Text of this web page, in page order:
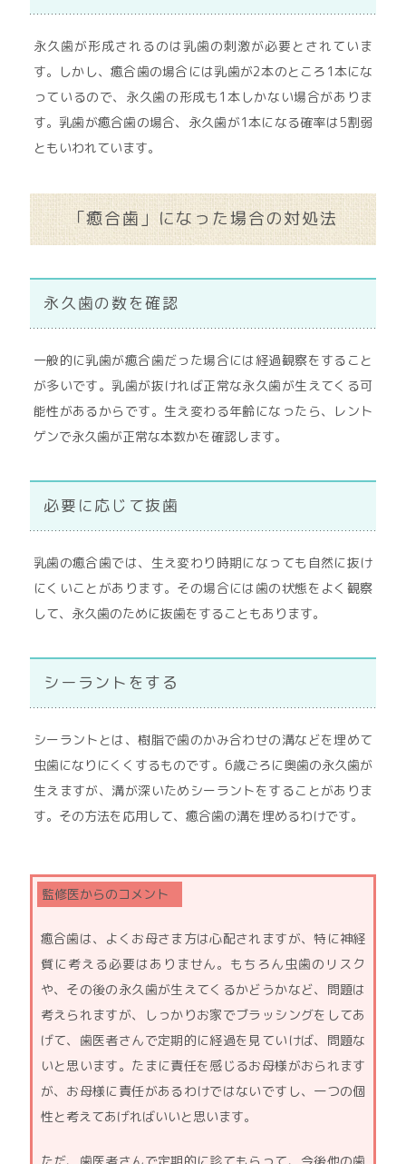
永久歯が形成されるのは乳歯の刺激が必要とされていま
す。しかし、癒合歯の場合には乳歯が2本のところ1本にな
っているので、永久歯の形成も1本しかない場合がありま
す。乳歯が癒合歯の場合、永久歯が1本になる確率は5割弱
ともいわれています。
「癒合歯」になった場合の対処法
永久歯の数を確認
一般的に乳歯が癒合歯だった場合には経過観察をすること
が多いです。乳歯が抜ければ正常な永久歯が生えてくる可
能性があるからです。生え変わる年齢になったら、レント
ゲンで永久歯が正常な本数かを確認します。
必要に応じて抜歯
乳歯の癒合歯では、生え変わり時期になっても自然に抜け
にくいことがあります。その場合には歯の状態をよく観察
して、永久歯のために抜歯をすることもあります。
シーラントをする
シーラントとは、樹脂で歯のかみ合わせの溝などを埋めて
虫歯になりにくくするものです。6歳ごろに奥歯の永久歯が
生えますが、溝が深いためシーラントをすることがありま
す。その方法を応用して、癒合歯の溝を埋めるわけです。
癒合歯は、よくお母さま方は心配されますが、特に神経
質に考える必要はありません。もちろん虫歯のリスク
や、その後の永久歯が生えてくるかどうかなど、問題は
考えられますが、しっかりお家でブラッシングをしてあ
げて、歯医者さんで定期的に経過を見ていけば、問題な
いと思います。たまに責任を感じるお母様がおられます
が、お母様に責任があるわけではないですし、一つの個
性と考えてあげればいいと思います。